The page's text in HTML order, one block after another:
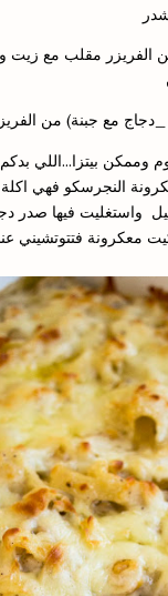
مقلب مع زيت
مع جبنة) من
بيتزا...اللي بدكم
النجرسكو فهي
واستغليت فيها صدر
معكرونة فتتوتشيني